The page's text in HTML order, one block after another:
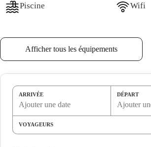
Piscine Wifi
Afficher tous les équipements
Ce que propose ce
Cuisine et salle à manger
ARRIVÉE DÉPART
VOYAGEURS